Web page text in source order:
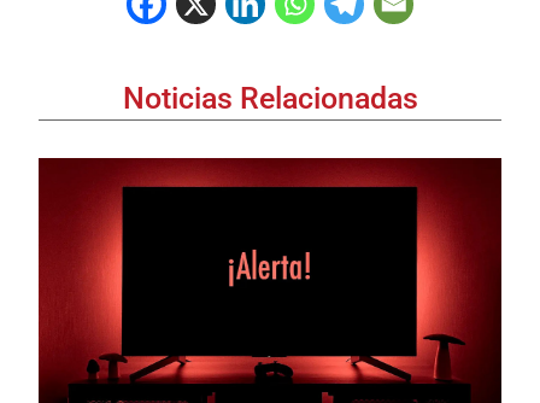
Noticias Relacionadas